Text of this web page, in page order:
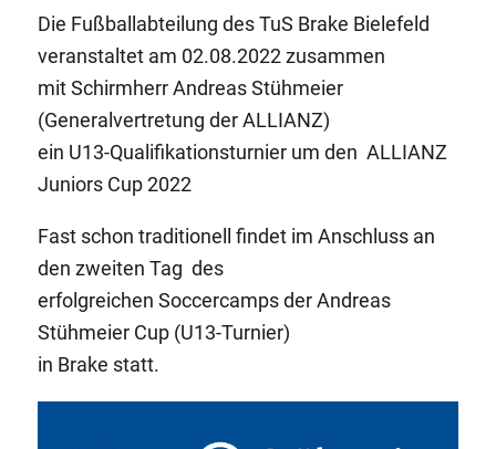
Die Fußballabteilung des TuS Brake Bielefeld
veranstaltet am 02.08.2022 zusammen
mit Schirmherr Andreas Stühmeier
(Generalvertretung der ALLIANZ)
ein U13-Qualifikationsturnier um den ALLIANZ
Juniors Cup 2022
Fast schon traditionell findet im Anschluss an
den zweiten Tag des
erfolgreichen Soccercamps der Andreas
Stühmeier Cup (U13-Turnier)
in Brake statt.